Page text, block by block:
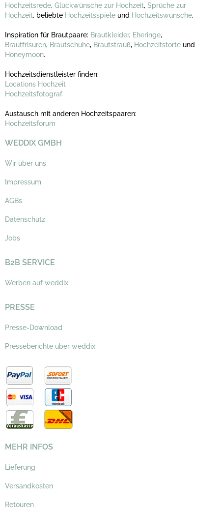
Hochzeitsrede, Glückwünsche zur Hochzeit, Sprüche zur
Hochzeit, beliebte Hochzeitsspiele und Hochzeitswünsche.
Inspiration für Brautpaare: Brautkleider, Eheringe,
Brautfrisuren, Brautschuhe, Brautstrauß, Hochzeitstorte und
Honeymoon.
Hochzeitsdienstleister finden:
Locations Hochzeit
Hochzeitsfotograf
Austausch mit anderen Hochzeitspaaren:
Hochzeitsforum
WEDDIX GMBH
Wir über uns
Impressum
AGBs
Datenschutz
Jobs
B2B SERVICE
Werben auf weddix
PRESSE
Presse-Download
Presseberichte über weddix
MEHR INFOS
Lieferung
Versandkosten
Retouren